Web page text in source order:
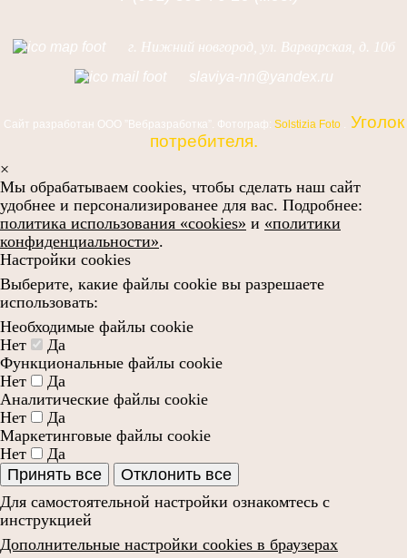
г. Нижний новгород, ул. Варварская, д. 10б
slaviya-nn@yandex.ru
Сайт разработан ООО ”Вебразработка” . Фотограф: Solstizia Foto.
Уголок
потребителя.
×
Мы обрабатываем cookies, чтобы сделать наш сайт
удобнее и персонализированее для вас. Подробнее:
политика использования «cookies» и «политики
конфиденциальности».
Настройки cookies
Выберите, какие файлы cookie вы разрешаете
использовать:
Необходимые файлы cookie
Нет
Да
Функциональные файлы cookie
Нет
Да
Аналитические файлы cookie
Нет
Да
Маркетинговые файлы cookie
Нет
Да
Принять все
Отклонить все
Для самостоятельной настройки ознакомтесь с
инструкцией
Дополнительные настройки cookies в браузерах